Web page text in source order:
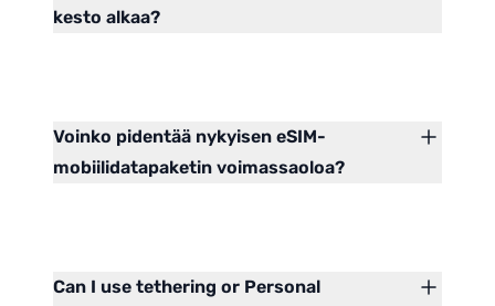
kesto alkaa?
Voinko pidentää nykyisen eSIM-
mobiilidatapaketin voimassaoloa?
Can I use tethering or Personal